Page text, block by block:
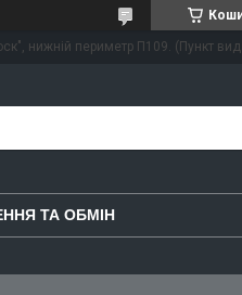
нижній периметр П109. (Пункт
ТА ОБМІН